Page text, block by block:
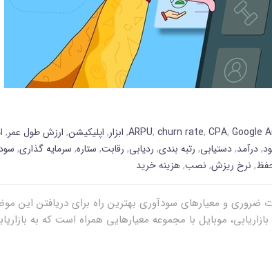
ARPU, churn rate, CPA, Google
, ابزار, اپلیکیشن, ارزش طول عمر,
,درآمد,دستیابی, رتبه بندی, ردیابی, رقابت, ستاره, سرمایه گذاری,
, نرخ ریزش, نصب,هزینه خرید
ضروری و معیارهای سودآوری بهترین راه برای دریافتن
موبایل با مجموعه معیارهایی همراه است که به